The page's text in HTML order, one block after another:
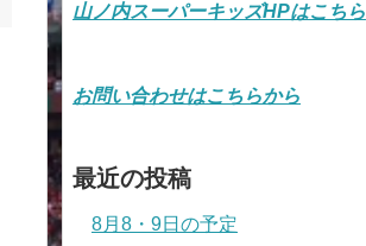
山ノ内スーパーキッズHPはこちら
お問い合わせはこちらから
最近の投稿
8月8・9日の予定